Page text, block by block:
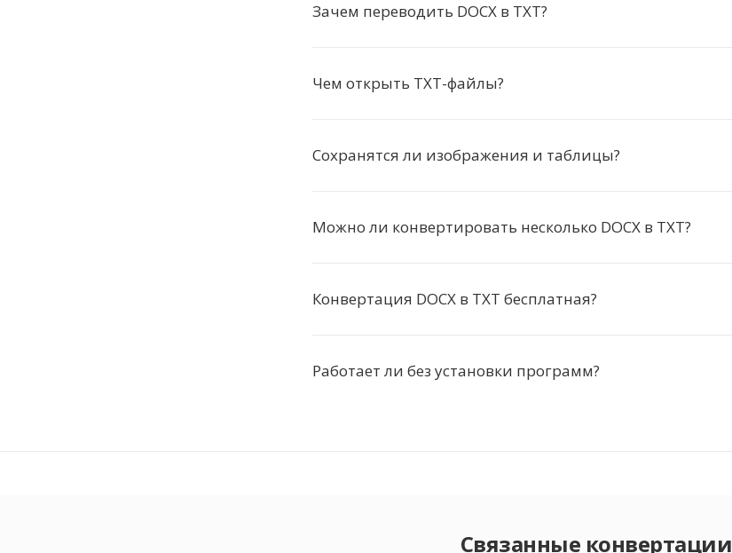
Зачем переводить DOCX в TXT?
Чем открыть TXT-файлы?
Сохранятся ли изображения и таблицы?
Можно ли конвертировать несколько DOCX в TXT?
Конвертация DOCX в TXT бесплатная?
Работает ли без установки программ?
Связанные конвертации